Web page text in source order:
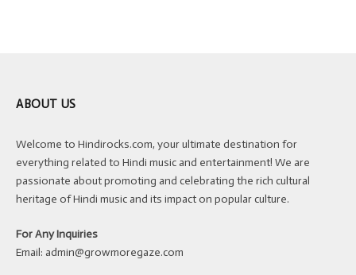
ABOUT US
Welcome to Hindirocks.com, your ultimate destination for
everything related to Hindi music and entertainment! We are
passionate about promoting and celebrating the rich cultural
heritage of Hindi music and its impact on popular culture.
For Any Inquiries
Email: admin@growmoregaze.com